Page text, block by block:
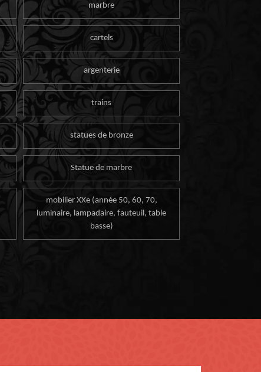
marbre
cartels
argenterie
trains
statues de bronze
Statue de marbre
mobilier XXe (année 50, 60, 70,
luminaire, lampadaire, fauteuil, table
basse)